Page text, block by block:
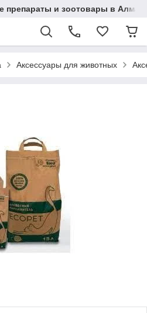
препараты и зоотовары в
Аксессуары для животных